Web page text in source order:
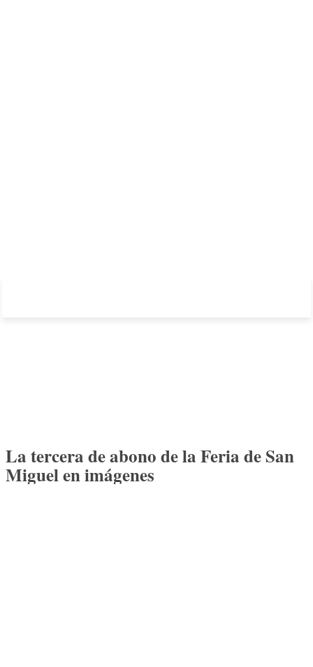
La tercera de abono de la Feria de San
Miguel en imágenes